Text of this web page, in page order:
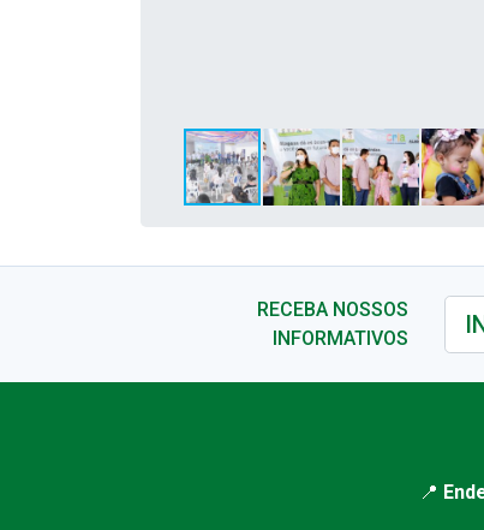
RECEBA NOSSOS
INFORMATIVOS
📍